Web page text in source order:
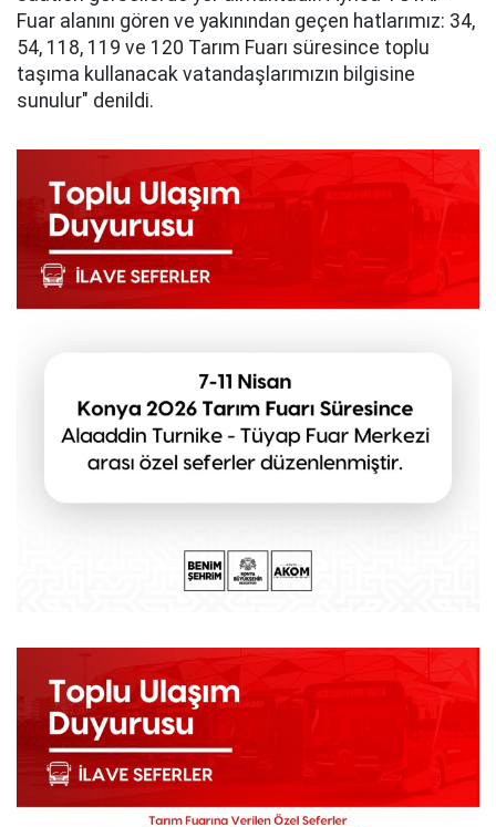
Fuar alanını gören ve yakınından geçen hatlarımız: 34,
54, 118, 119 ve 120 Tarım Fuarı süresince toplu
taşıma kullanacak vatandaşlarımızın bilgisine
sunulur" denildi.